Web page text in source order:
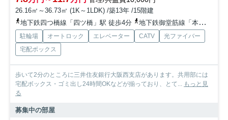
26.16㎡～36.73㎡ (1K～1LDK) /築13年 /15階建
地下鉄四つ橋線「四ツ橋」駅 徒歩4分
地下鉄御堂筋線「本町」駅 徒歩10分
駐輪場 オートロック エレベーター CATV
光ファイバー
宅配ボックス
歩いて2分のところに三井住友銀行大阪西支店があります。共用部には
宅配ボックス・ゴミ出し24時間OKなどが揃っており、とて... もっと見
る
募集中の部屋